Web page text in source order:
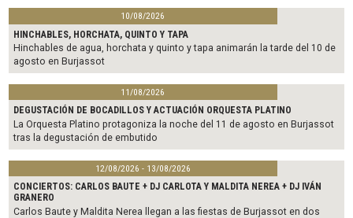
10/08/2026
HINCHABLES, HORCHATA, QUINTO Y TAPA
Hinchables de agua, horchata y quinto y tapa animarán la tarde del 10 de
agosto en Burjassot
11/08/2026
DEGUSTACIÓN DE BOCADILLOS Y ACTUACIÓN ORQUESTA PLATINO
La Orquesta Platino protagoniza la noche del 11 de agosto en Burjassot
tras la degustación de embutido
12/08/2026 - 13/08/2026
CONCIERTOS: CARLOS BAUTE + DJ CARLOTA Y MALDITA NEREA + DJ IVÁN
GRANERO
Carlos Baute y Maldita Nerea llegan a las fiestas de Burjassot en dos